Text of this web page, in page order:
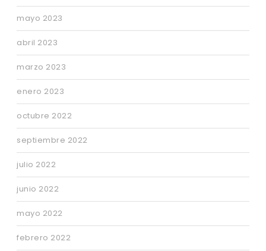
mayo 2023
abril 2023
marzo 2023
enero 2023
octubre 2022
septiembre 2022
julio 2022
junio 2022
mayo 2022
febrero 2022